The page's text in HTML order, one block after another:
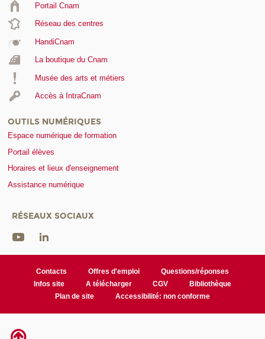
Portail Cnam
Réseau des centres
HandiCnam
La boutique du Cnam
Musée des arts et métiers
Accès à IntraCnam
OUTILS NUMÉRIQUES
Espace numérique de formation
Portail élèves
Horaires et lieux d'enseignement
Assistance numérique
RÉSEAUX SOCIAUX
Contacts Offres d'emploi
Questions/réponses
Infos site
A télécharger CGV
Bibliothèque
Plan de site
Accessibilité: non conforme